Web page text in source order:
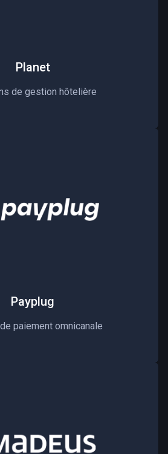
Planet
de gestion hôtelière
Payplug
paiement omnicanale